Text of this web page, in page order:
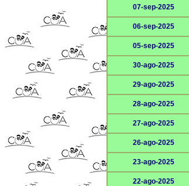
07-sep-2025
06-sep-2025
05-sep-2025
30-ago-2025
29-ago-2025
28-ago-2025
27-ago-2025
26-ago-2025
23-ago-2025
22-ago-2025